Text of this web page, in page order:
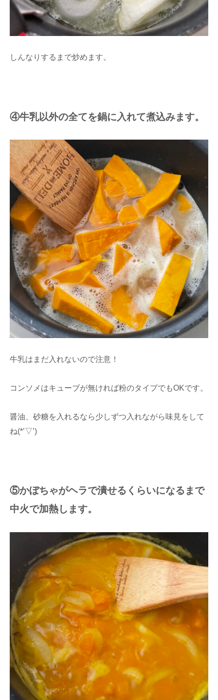
しんなりするまで炒めます。
④牛乳以外の全てを鍋に入れて煮込みます。
牛乳はまだ入れないので注意！
コンソメはキューブが無ければ粉のタイプでもOKです。
醤油、砂糖を入れるなら少しずつ入れながら味見をして
ね(*’▽’)
⑤かぼちゃがヘラで潰せるくらいになるまで
中火で加熱します。